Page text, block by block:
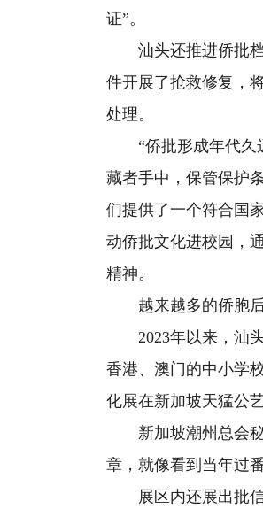
证”。
汕头还推进侨批档
件开展了抢救修复，
处理。
“侨批形成年代久远
藏者手中，保管保护
们提供了一个符合国
动侨批文化进校园，
精神。
越来越多的侨胞后
2023年以来，汕头
香港、澳门的中小学
化展在新加坡天猛公
新加坡潮州总会秘
章，就像看到当年过
展区内还展出批信